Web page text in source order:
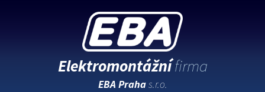
Elektromontážnífirma
EBA Prahas.r.o.